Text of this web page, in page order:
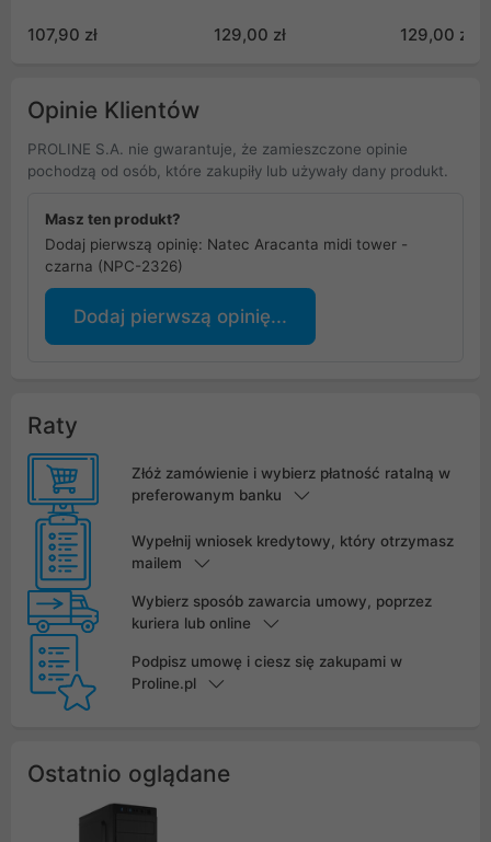
107,90 zł 129,00 zł 129,00 zł
Opinie Klientów
PROLINE S.A. nie gwarantuje, że zamieszczone opinie
pochodzą od osób, które zakupiły lub używały dany produkt.
Masz ten produkt?
Dodaj pierwszą opinię: Natec Aracanta midi tower -
czarna (NPC-2326)
Dodaj pierwszą opinię...
Raty
Złóż zamówienie i wybierz płatność ratalną w
preferowanym banku
Wypełnij wniosek kredytowy, który otrzymasz
mailem
Wybierz sposób zawarcia umowy, poprzez
kuriera lub online
Podpisz umowę i ciesz się zakupami w
Proline.pl
Ostatnio oglądane